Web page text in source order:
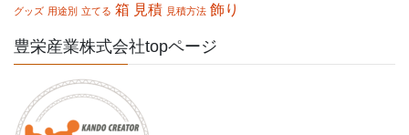
グッズ 用途別 立てる 箱 見積 見積方法 飾り
豊栄産業株式会社topページ